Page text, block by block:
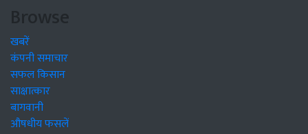
Browse
खबरें
कंपनी समाचार
सफल किसान
साक्षात्कार
बागवानी
औषधीय फसलें